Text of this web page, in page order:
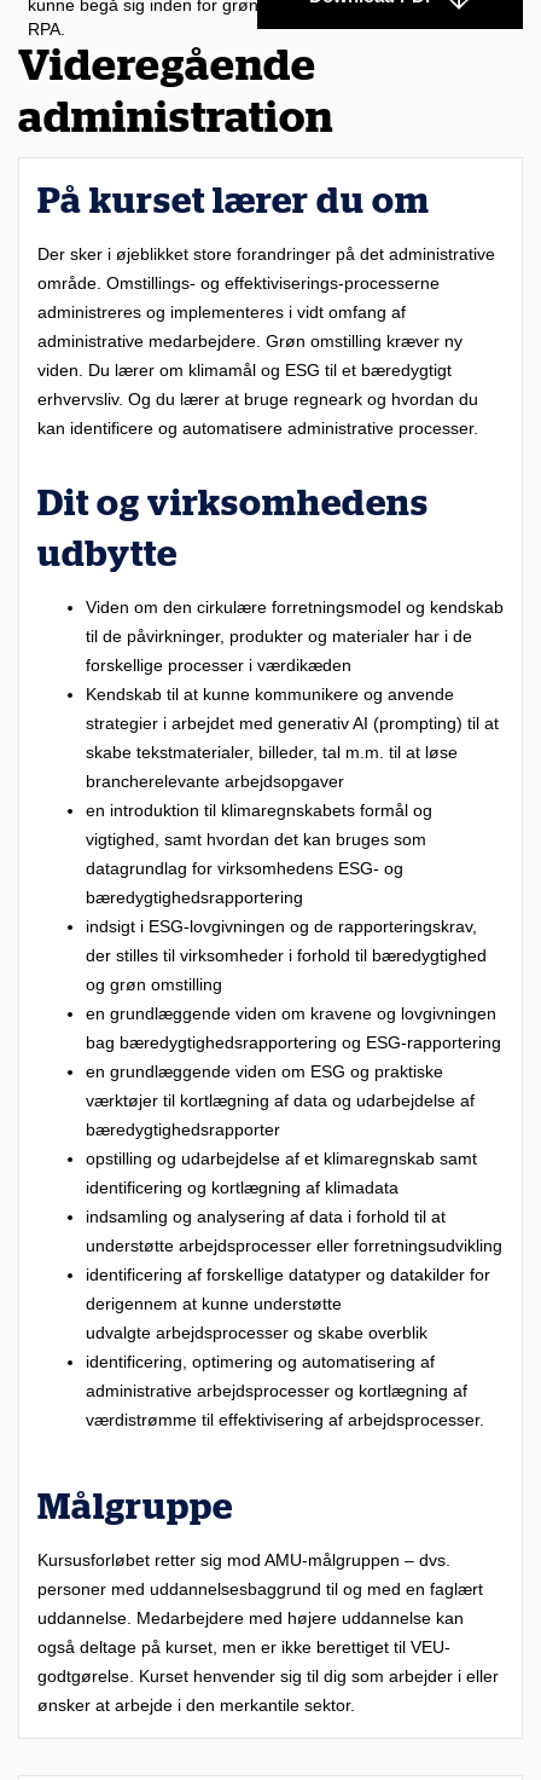
kunne begå sig inden for grøn omstilling, klimarapportering og
RPA.
Videregående
administration
På kurset lærer du om
Der sker i øjeblikket store forandringer på det administrative
område. Omstillings- og effektiviserings-processerne
administreres og implementeres i vidt omfang af
administrative medarbejdere. Grøn omstilling kræver ny
viden. Du lærer om klimamål og ESG til et bæredygtigt
erhvervsliv. Og du lærer at bruge regneark og hvordan du
kan identificere og automatisere administrative processer.
Dit og virksomhedens
udbytte
Viden om den cirkulære forretningsmodel og kendskab
til de påvirkninger, produkter og materialer har i de
forskellige processer i værdikæden
Kendskab til at kunne kommunikere og anvende
strategier i arbejdet med generativ AI (prompting) til at
skabe tekstmaterialer, billeder, tal m.m. til at løse
brancherelevante arbejdsopgaver
en introduktion til klimaregnskabets formål og
vigtighed, samt hvordan det kan bruges som
datagrundlag for virksomhedens ESG- og
bæredygtighedsrapportering
indsigt i ESG-lovgivningen og de rapporteringskrav,
der stilles til virksomheder i forhold til bæredygtighed
og grøn omstilling
en grundlæggende viden om kravene og lovgivningen
bag bæredygtighedsrapportering og ESG-rapportering
en grundlæggende viden om ESG og praktiske
værktøjer til kortlægning af data og udarbejdelse af
bæredygtighedsrapporter
opstilling og udarbejdelse af et klimaregnskab samt
identificering og kortlægning af klimadata
indsamling og analysering af data i forhold til at
understøtte arbejdsprocesser eller forretningsudvikling
identificering af forskellige datatyper og datakilder for
derigennem at kunne understøtte
udvalgte arbejdsprocesser og skabe overblik
identificering, optimering og automatisering af
administrative arbejdsprocesser og kortlægning af
værdistrømme til effektivisering af arbejdsprocesser.
Målgruppe
Kursusforløbet retter sig mod AMU-målgruppen – dvs.
personer med uddannelsesbaggrund til og med en faglært
uddannelse. Medarbejdere med højere uddannelse kan
også deltage på kurset, men er ikke berettiget til VEU-
godtgørelse. Kurset henvender sig til dig som arbejder i eller
ønsker at arbejde i den merkantile sektor.